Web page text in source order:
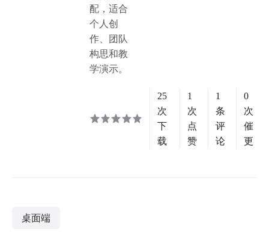
配，适合
个人创
作、团队
构思和教
学演示。
25
次
下
载
1
次
点
赞
1
条
评
论
0
次
催
更
桌面端